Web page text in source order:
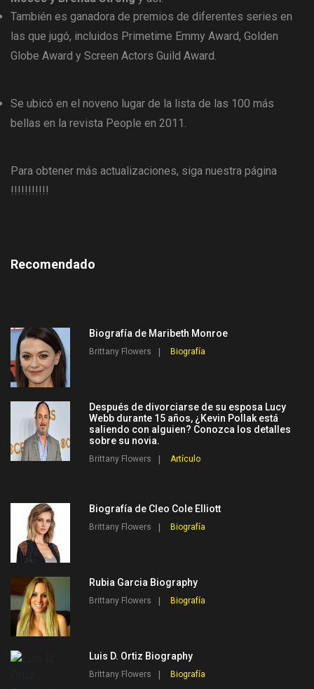
También es ganadora de premios de diferentes series en
las que jugó, incluidos Primetime Emmy Award, Golden
Globe Award y Screen Actors Guild Award.
Se ubicó en el noveno lugar de la lista de las 100 más
bellas en la revista People en 2011.
Para obtener más actualizaciones, siga nuestra página
!!!!!!!!!!!
Recomendado
Biografía de Maribeth Monroe
Brittany Flowers Biografía
Después de divorciarse de su esposa Lucy
Webb durante 15 años, ¿Kevin Pollak está
saliendo con alguien? Conozca los detalles
sobre su novia.
Brittany Flowers Artículo
Biografía de Cleo Cole Elliott
Brittany Flowers Biografía
Rubia Garcia Biography
Brittany Flowers Biografía
Luis D. Ortiz Biography
Brittany Flowers Biografía